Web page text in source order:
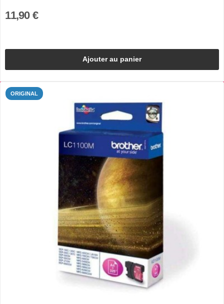
11,90 €
Ajouter au panier
ORIGINAL